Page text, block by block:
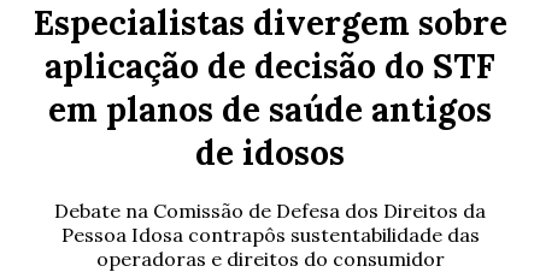
Especialistas divergem sobre
aplicação de decisão do STF
em planos de saúde antigos
de idosos
Debate na Comissão de Defesa dos Direitos da
Pessoa Idosa contrapôs sustentabilidade das
operadoras e direitos do consumidor